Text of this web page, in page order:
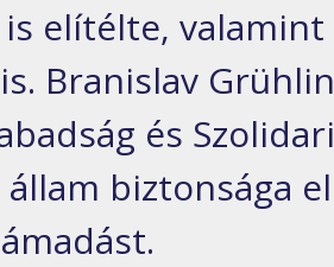
elítélte,
Branislav
és
állam biztonsága